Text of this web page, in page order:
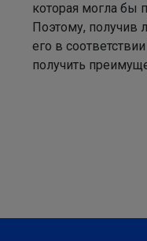
которая могла бы
Поэтому, получив
его в
получить